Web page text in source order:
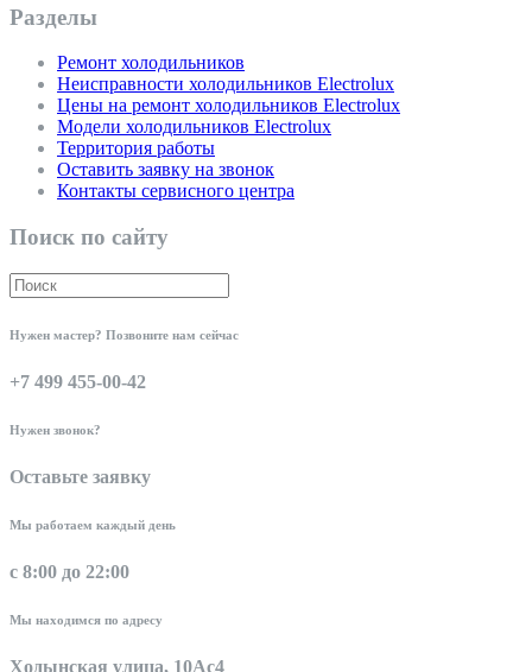
Разделы
Ремонт холодильников
Неисправности холодильников Electrolux
Цены на ремонт холодильников Electrolux
Модели холодильников Electrolux
Территория работы
Оставить заявку на звонок
Контакты сервисного центра
Поиск по сайту
Нужен мастер? Позвоните нам сейчас
+7 499 455-00-42
Нужен звонок?
Оставьте заявку
Мы работаем каждый день
с 8:00 до 22:00
Мы находимся по адресу
Ходынская улица, 10Ас4